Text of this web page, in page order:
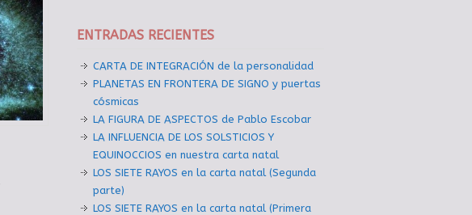
ENTRADAS RECIENTES
CARTA DE INTEGRACIÓN de la personalidad
PLANETAS EN FRONTERA DE SIGNO y puertas
cósmicas
LA FIGURA DE ASPECTOS de Pablo Escobar
LA INFLUENCIA DE LOS SOLSTICIOS Y
EQUINOCCIOS en nuestra carta natal
LOS SIETE RAYOS en la carta natal (Segunda
parte)
LOS SIETE RAYOS en la carta natal (Primera